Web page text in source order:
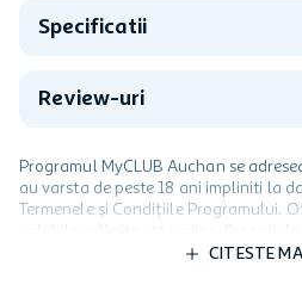
Specificatii
Review-uri
Programul MyCLUB Auchan se
au varsta de peste 18 ani impliniti la
Termenele și Condițiile Programului.
valabile in limita stocurilor
limita a 12 unitati / card client o
CITESTE